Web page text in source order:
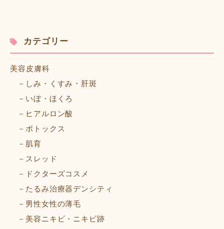
カテゴリー
美容皮膚科
しみ・くすみ・肝斑
いぼ・ほくろ
ヒアルロン酸
ボトックス
肌育
スレッド
ドクターズコスメ
たるみ治療器デンシティ
男性女性の薄毛
美容ニキビ・ニキビ跡